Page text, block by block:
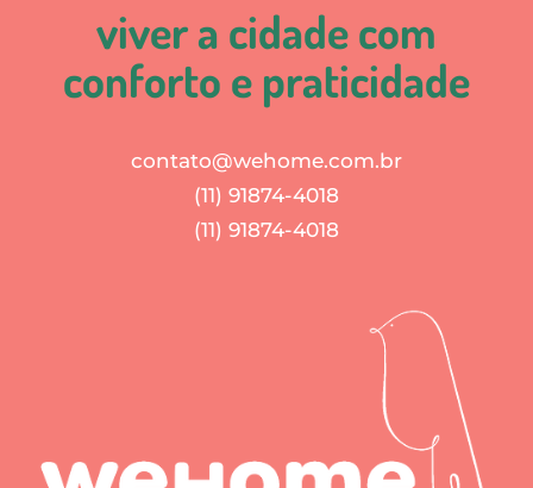
viver a cidade com
conforto e praticidade
contato@wehome.com.br
(11) 91874-4018
(11) 91874-4018